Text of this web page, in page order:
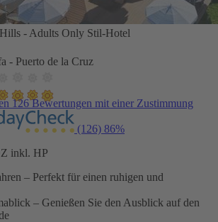
- Adults Only Stil-Hotel
- Puerto de la Cruz
126 Bewertungen mit einer Zustimmung
(126) 86%
inkl. HP
– Perfekt für einen ruhigen und
– Genießen Sie den Ausblick auf den